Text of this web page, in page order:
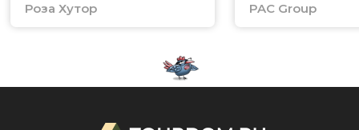
Роза Хутор PAC Group